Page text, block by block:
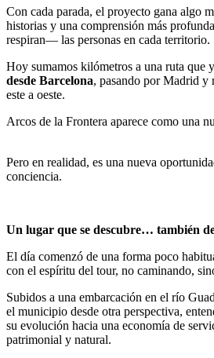
Con cada parada, el proyecto gana algo
historias y una comprensión más
respiran— las personas en cada territorio.
Hoy sumamos kilómetros a una ruta que
desde Barcelona, pasando por Madrid y
este a oeste.
Arcos de la Frontera aparece como una
Pero en realidad, es una nueva
conciencia.
Un lugar que se descubre… también
El día comenzó de una forma poco
con el espíritu del tour, no caminando,
Subidos a una embarcación en el río
el municipio desde otra perspectiva,
su evolución hacia una economía de
patrimonial y natural.